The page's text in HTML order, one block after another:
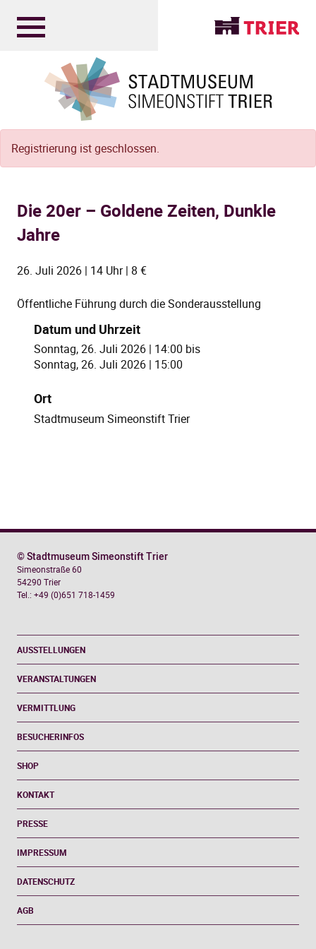
Registrierung ist geschlossen.
Die 20er – Goldene Zeiten, Dunkle
Jahre
26. Juli 2026 | 14 Uhr | 8 €
Öffentliche Führung durch die Sonderausstellung
Datum und Uhrzeit
Sonntag, 26. Juli 2026 | 14:00 bis
Sonntag, 26. Juli 2026 | 15:00
Ort
Stadtmuseum Simeonstift Trier
AUSSTELLUNGEN
VERANSTALTUNGEN
VERMITTLUNG
BESUCHERINFOS
SHOP
KONTAKT
PRESSE
IMPRESSUM
DATENSCHUTZ
AGB
© Stadtmuseum Simeonstift Trier
Simeonstraße 60
54290 Trier
Tel.: +49 (0)651 718-1459